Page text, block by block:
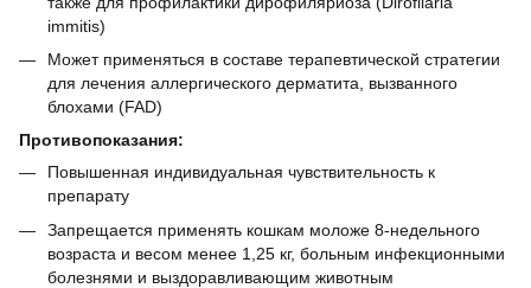
immitis)
Может применяться в составе терапевтической стратегии
для лечения аллергического дерматита, вызванного
блохами (FAD)
Противопоказания:
Повышенная индивидуальная чувствительность к
препарату
Запрещается применять кошкам моложе 8-недельного
возраста и весом менее 1,25 кг, больным инфекционными
болезнями и выздоравливающим животным